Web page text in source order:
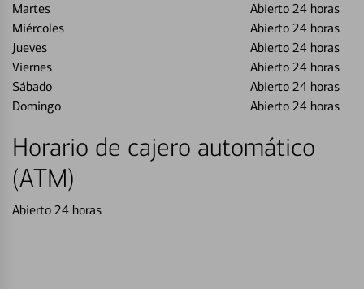
Martes
Abierto 24 horas
Miércoles
Abierto 24 horas
Jueves
Abierto 24 horas
Viernes
Abierto 24 horas
Sábado
Abierto 24 horas
Domingo
Abierto 24 horas
Horario de cajero automático
(ATM)
Abierto 24 horas